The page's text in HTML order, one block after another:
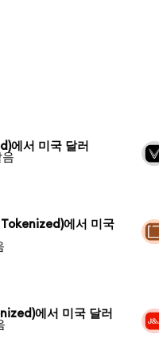
에서 미국 달러
에서 미국
에서 미국 달러